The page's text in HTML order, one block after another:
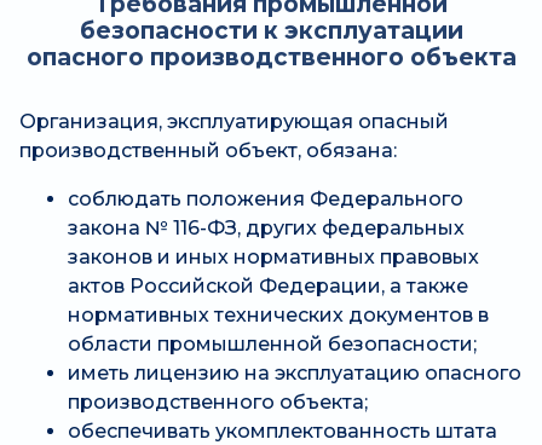
безопасности к эксплуатации
опасного производственного объекта
Организация, эксплуатирующая опасный
производственный объект, обязана:
соблюдать положения Федерального
закона № 116-ФЗ, других федеральных
законов и иных нормативных правовых
актов Российской Федерации, а также
нормативных технических документов в
области промышленной безопасности;
иметь лицензию на эксплуатацию опасного
производственного объекта;
обеспечивать укомплектованность штата